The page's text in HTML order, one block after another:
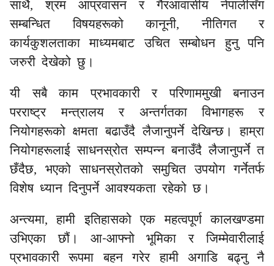
साथै, श्रम आप्रवासन र गैरआवासीय नेपालीसँग
सम्बन्धित विषयहरूको कानूनी, नीतिगत र
कार्यकुशलताका माध्यमबाट उचित सम्बोधन हुनु पनि
जरुरी देखेको छु।
यी सबै काम प्रभावकारी र परिणाममुखी बनाउन
परराष्ट्र मन्त्रालय र अन्तर्गतका विभागहरू र
नियोगहरूको क्षमता बढाउँदै लैजानुपर्ने देखिन्छ। हाम्रा
नियोगहरूलाई साधनस्रोत सम्पन्न बनाउँदै लैजानुपर्ने त
छँदैछ, भएको साधनस्रोतको समुचित उपयोग गर्नेतर्फ
विशेष ध्यान दिनुपर्ने आवश्यकता रहेको छ।
अन्त्यमा, हामी इतिहासको एक महत्वपूर्ण कालखण्डमा
उभिएका छौं। आ-आफ्नो भूमिका र जिम्मेवारीलाई
प्रभावकारी रूपमा बहन गरेर हामी अगाडि बढ्नु नै